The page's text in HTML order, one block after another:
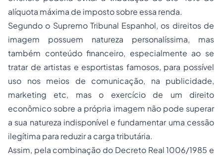
alíquota máxima de imposto sobre essa renda.
Segundo o Supremo Tribunal Espanhol, os direitos de
imagem possuem natureza personalíssima, mas
também conteúdo financeiro, especialmente ao se
tratar de artistas e esportistas famosos, para possível
uso nos meios de comunicação, na publicidade,
marketing etc, mas o exercício de um direito
econômico sobre a própria imagem não pode superar
a sua natureza indisponível e fundamentar uma cessão
ilegítima para reduzir a carga tributária.
Assim, pela combinação do Decreto Real 1006/1985 e